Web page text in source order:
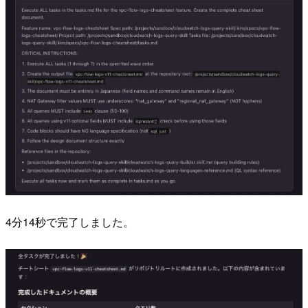
4分14秒で完了しました。